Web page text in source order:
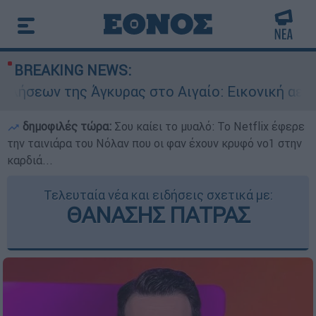
BREAKING NEWS:
στο Αιγαίο: Εικονική αερομαχία
δημοφιλές τώρα: Σου καίει το μυαλό: Το Netflix έφερε
την ταινιάρα του Νόλαν που οι φαν έχουν κρυφό νο1 στην
καρδιά...
Τελευταία νέα και ειδήσεις σχετικά με:
ΘΑΝΑΣΗΣ ΠΑΤΡΑΣ